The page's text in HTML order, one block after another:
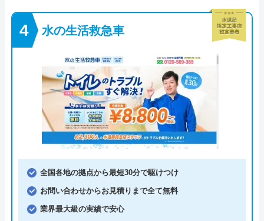
水の生活救急車
全国各地の拠点から最短30分で駆けつけ
お問い合わせからお見積りまで全て無料
業界最大級の実績で安心